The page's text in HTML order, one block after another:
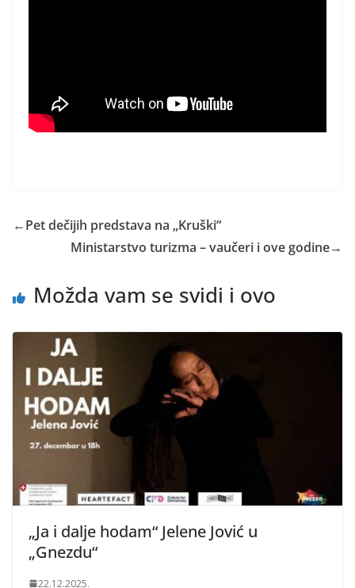
←Pet dečijih predstava na „Kruški“
Ministarstvo turizma – vaučeri i ove godine→
Možda vam se svidi i ovo
„Ja i dalje hodam“ Jelene Jović u
„Gnezdu“
22.12.2025.